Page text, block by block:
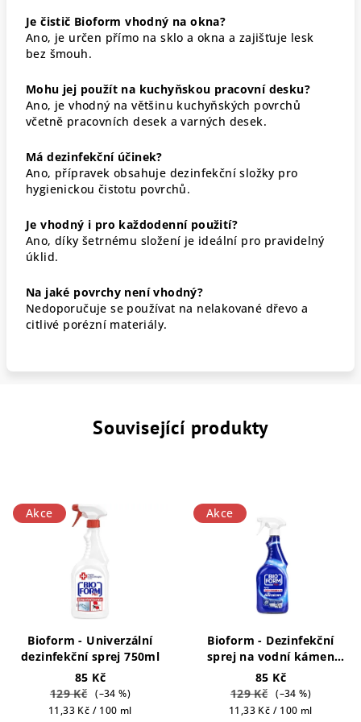
Je čistič Bioform vhodný na okna?
Ano, je určen přímo na sklo a okna a zajišťuje lesk
bez šmouh.
Mohu jej použít na kuchyňskou pracovní desku?
Ano, je vhodný na většinu kuchyňských povrchů
včetně pracovních desek a varných desek.
Má dezinfekční účinek?
Ano, přípravek obsahuje dezinfekční složky pro
hygienickou čistotu povrchů.
Je vhodný i pro každodenní použití?
Ano, díky šetrnému složení je ideální pro pravidelný
úklid.
Na jaké povrchy není vhodný?
Nedoporučuje se používat na nelakované dřevo a
citlivé porézní materiály.
Související produkty
Akce
Bioform - Univerzální
dezinfekční sprej 750ml
85 Kč
129 Kč (–34 %)
Měrná
11,33 Kč / 100 ml
Akce
Bioform - Dezinfekční
sprej na vodní kámen
750ml
85 Kč
129 Kč (–34 %)
Měrná
11,33 Kč / 100 ml